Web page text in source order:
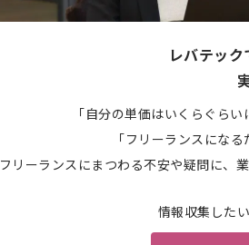
レバテッ
「自分の単価はいくらぐら
「フリーランスにな
フリーランスにまつわる不安や疑問に、
情報収集した